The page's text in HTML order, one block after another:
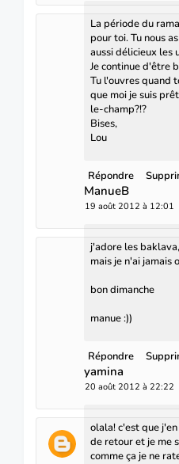
La période du
pour toi. Tu nous
aussi délicieux les
Je continue d'être
Tu l'ouvres quand
que moi je suis
le-champ?!?
Bises,
Lou
Répondre
ManueB
19 août 2012 à 12:01
j'adore les
mais je n'ai jamais
bon dimanche
manue :))
Répondre
yamina
20 août 2012 à 22:22
olala! c'est que
de retour et je me
comme ça je ne